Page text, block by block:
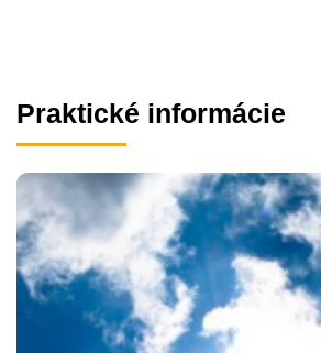
Praktické informácie